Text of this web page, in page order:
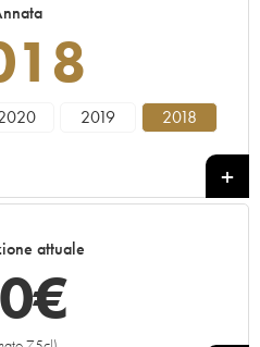
2019
2018
attuale
€